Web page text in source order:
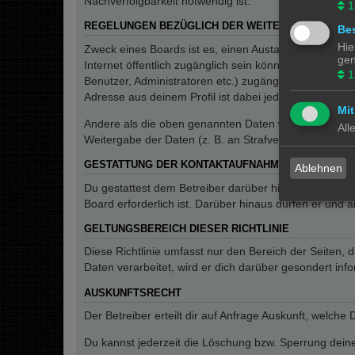
REGELUNGEN BEZÜGLICH DER WEITERGABE
Zweck eines Boards ist es, einen Austausch mit
Internet öffentlich zugänglich sein können. Der
Benutzer, Administratoren etc.) zugänglich sind.
Adresse aus deinem Profil ist dabei jedoch nur für
Andere als die oben genannten Daten wird der
Weitergabe der Daten (z. B. an
GESTATTUNG DER KONTAKTAUFNAHME
Du gestattest dem Betreiber darüber hinaus, dich
Board erforderlich ist. Darüber hinaus dürfen er und
GELTUNGSBEREICH DIESER RICHTLINIE
Diese Richtlinie umfasst nur den Bereich der Seiten,
Daten verarbeitet, wird er dich darüber gesondert
AUSKUNFTSRECHT
Der Betreiber erteilt dir auf Anfrage Auskunft, welche
Du kannst jederzeit die Löschung bzw. Sperrung
1
1
Ablehnen